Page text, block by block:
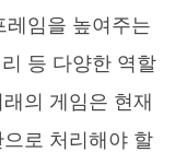
레임을 높여주는
등 다양한 역할
의 게임은 현재
로 처리해야 할